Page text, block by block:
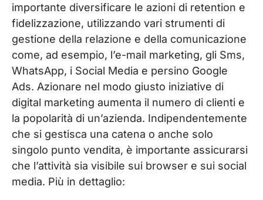
importante diversificare le azioni di retention e
fidelizzazione, utilizzando vari strumenti di
gestione della relazione e della comunicazione
come, ad esempio, l’e-mail marketing, gli Sms,
WhatsApp, i Social Media e persino Google
Ads. Azionare nel modo giusto iniziative di
digital marketing aumenta il numero di clienti e
la popolarità di un’azienda. Indipendentemente
che si gestisca una catena o anche solo
singolo punto vendita, è importante assicurarsi
che l’attività sia visibile sui browser e sui social
media. Più in dettaglio: